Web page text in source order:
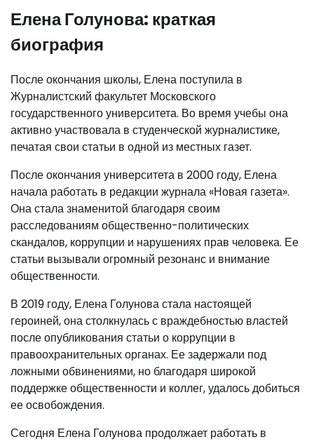
Елена Голунова: краткая
биография
После окончания школы, Елена поступила в
Журналистский факультет Московского
государственного университета. Во время учебы она
активно участвовала в студенческой журналистике,
печатая свои статьи в одной из местных газет.
После окончания университета в 2000 году, Елена
начала работать в редакции журнала «Новая газета».
Она стала знаменитой благодаря своим
расследованиям общественно-политических
скандалов, коррупции и нарушениях прав человека. Ее
статьи вызывали огромный резонанс и внимание
общественности.
В 2019 году, Елена Голунова стала настоящей
героиней, она столкнулась с враждебностью властей
после опубликования статьи о коррупции в
правоохранительных органах. Ее задержали под
ложными обвинениями, но благодаря широкой
поддержке общественности и коллег, удалось добиться
ее освобождения.
Сегодня Елена Голунова продолжает работать в